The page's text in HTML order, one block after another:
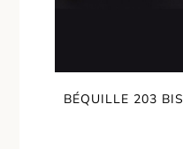
BÉQUILLE 203 BIS